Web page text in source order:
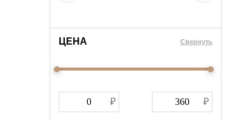
ЦЕНА Cвернуть